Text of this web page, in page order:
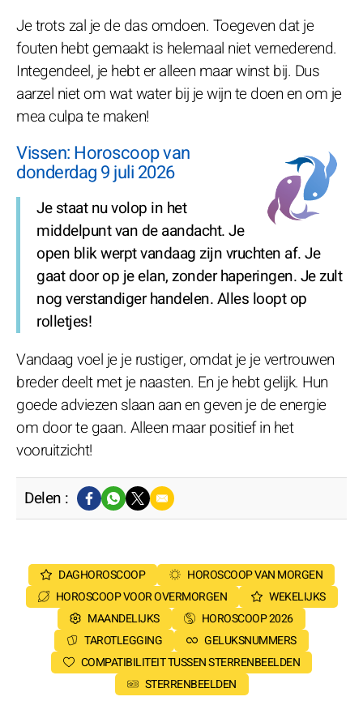
Je trots zal je de das omdoen. Toegeven dat je
fouten hebt gemaakt is helemaal niet vernederend.
Integendeel, je hebt er alleen maar winst bij. Dus
aarzel niet om wat water bij je wijn te doen en om je
mea culpa te maken!
Vissen: Horoscoop van
donderdag 9 juli 2026
Je staat nu volop in het
middelpunt van de aandacht. Je
open blik werpt vandaag zijn vruchten af. Je
gaat door op je elan, zonder haperingen. Je zult
nog verstandiger handelen. Alles loopt op
rolletjes!
Vandaag voel je je rustiger, omdat je je vertrouwen
breder deelt met je naasten. En je hebt gelijk. Hun
goede adviezen slaan aan en geven je de energie
om door te gaan. Alleen maar positief in het
vooruitzicht!
Delen :
DAGHOROSCOOP
HOROSCOOP VAN MORGEN
HOROSCOOP VOOR OVERMORGEN
WEKELIJKS
MAANDELIJKS
HOROSCOOP 2026
TAROTLEGGING
GELUKSNUMMERS
COMPATIBILITEIT TUSSEN STERRENBEELDEN
STERRENBEELDEN